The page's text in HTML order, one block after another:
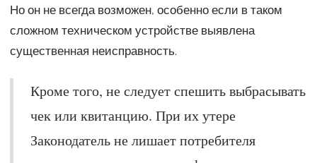
Но он не всегда возможен, особенно если в таком
сложном техническом устройстве выявлена
существенная неисправность.
Кроме того, не следует спешить выбрасывать
чек или квитанцию. При их утере
Законодатель не лишает потребителя